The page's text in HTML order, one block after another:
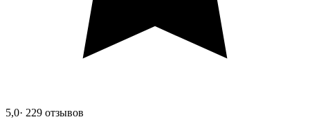
5,0· 229 отзывов